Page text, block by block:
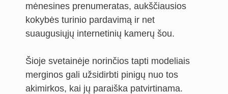
mėnesines prenumeratas, aukščiausios
kokybės turinio pardavimą ir net
suaugusiųjų internetinių kamerų šou.
Šioje svetainėje norinčios tapti modeliais
merginos gali užsidirbti pinigų nuo tos
akimirkos, kai jų paraiška patvirtinama.